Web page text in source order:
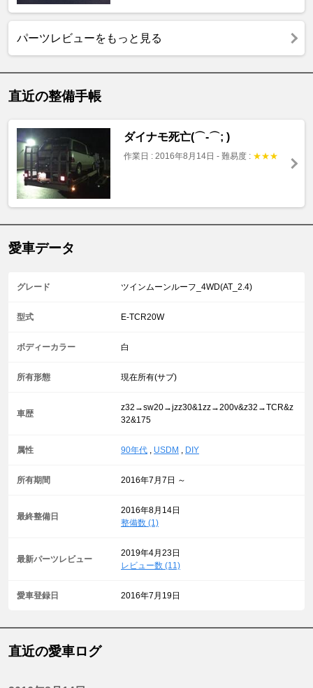
パーツレビューをもっと見る
直近の整備手帳
ダイナモ死亡(⌒-⌒; )
作業日 : 2016年8月14日 - 難易度 : ★★★
愛車データ
グレード ツインムーンルーフ_4WD(AT_2.4)
型式 E-TCR20W
ボディーカラー 白
所有形態 現在所有(サブ)
車歴
z32→sw20→jzz30&1zz→200v&z32→TCR&z
32&175
属性 90年代 USDM DIY
所有期間 2016年7月7日 ～
最終整備日
2016年8月14日
整備数 (1)
最新パーツレビュー
2019年4月23日
レビュー数 (11)
愛車登録日 2016年7月19日
直近の愛車ログ